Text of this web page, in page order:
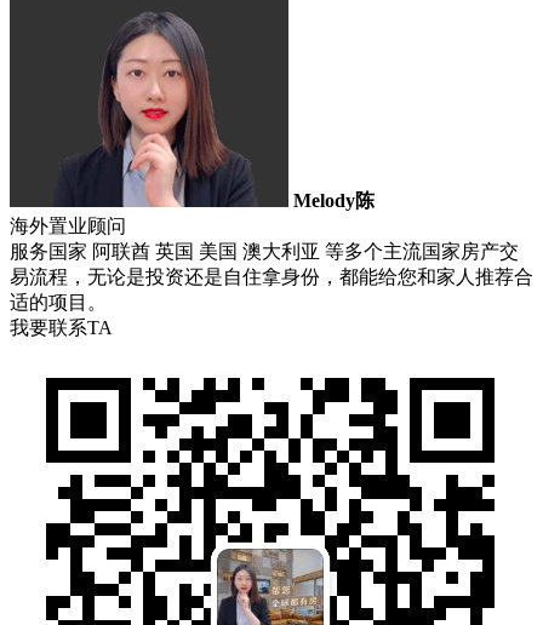
Melody陈
海外置业顾问
服务国家 阿联酋 英国 美国 澳大利亚 等多个主流国家房产交
易流程，无论是投资还是自住拿身份，都能给您和家人推荐合
适的项目。
我要联系TA